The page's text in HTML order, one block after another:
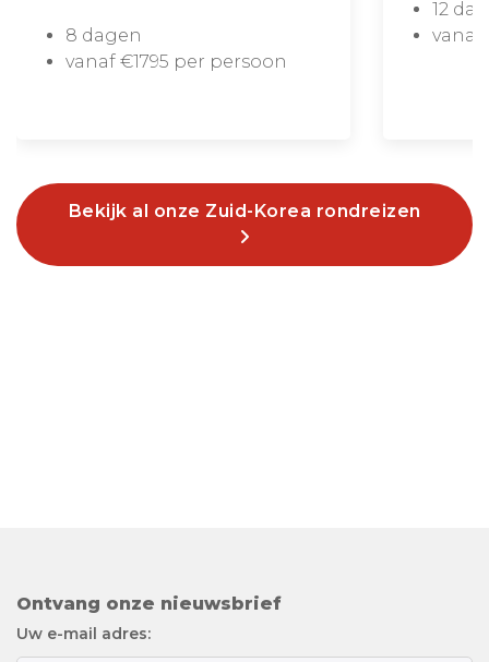
8 dagen
vanaf €1795 per persoon
12
vanaf
Bekijk al onze Zuid-Korea rondreizen
Ontvang onze nieuwsbrief
Uw e-mail adres: